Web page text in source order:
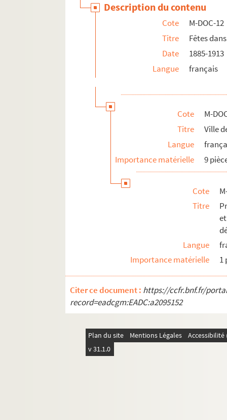
Description du contenu
Cote
M-DOC-12
Titre
Fêtes
Date
1885-1913
Langue
français
Cote
M-
Titre
Ville
Langue
Importance matérielle
9
Cote
Titre
Langue
Importance matérielle
1
Citer ce document : https://ccfr.bnf.fr/
record=eadcgm:EADC:a2095152
Plan du site Mentions Légales
v 31.1.0